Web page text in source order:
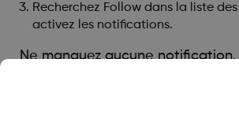
Recherchez Follow dans la liste
activez les notifications.
Ne manquez aucune notification.
verrouillage. Gardez votre